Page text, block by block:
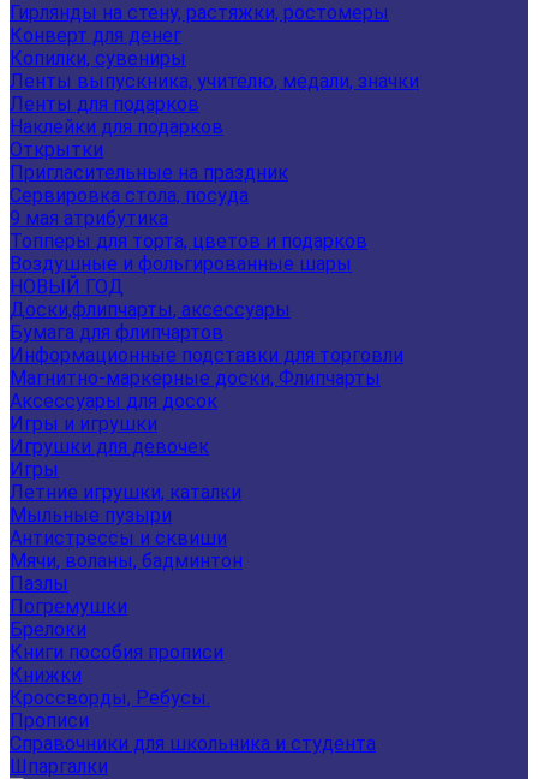
Гирлянды на стену, растяжки, ростомеры
Конверт для денег
Копилки, сувениры
Ленты выпускника, учителю, медали, значки
Ленты для подарков
Наклейки для подарков
Открытки
Пригласительные на праздник
Сервировка стола, посуда
9 мая атрибутика
Топперы для торта, цветов и подарков
Воздушные и фольгированные шары
НОВЫЙ ГОД
Доски,флипчарты, аксессуары
Бумага для флипчартов
Информационные подставки для торговли
Магнитно-маркерные доски, Флипчарты
Аксессуары для досок
Игры и игрушки
Игрушки для девочек
Игры
Летние игрушки, каталки
Мыльные пузыри
Антистрессы и сквиши
Мячи, воланы, бадминтон
Пазлы
Погремушки
Брелоки
Книги пособия прописи
Книжки
Кроссворды, Ребусы.
Прописи
Справочники для школьника и студента
Шпаргалки